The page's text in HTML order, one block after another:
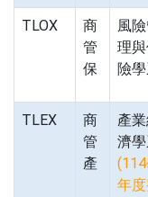
TLOX
商
管
保
風
理
險
TLEX
商
管
產
產
濟
年